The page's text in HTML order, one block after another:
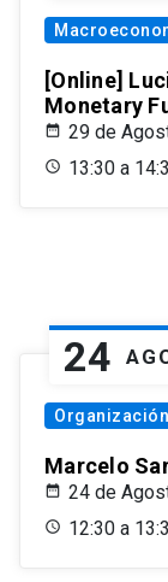
[Online]
Monetary
29 de
13:30 a
24
Marcelo
24 de
12:30 a